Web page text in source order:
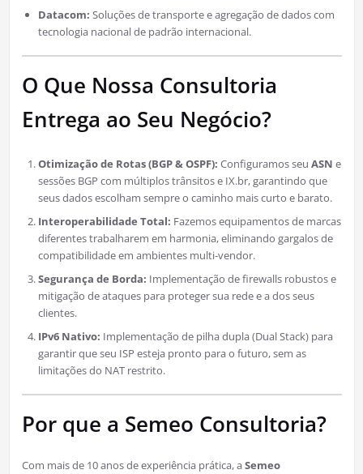
Datacom: Soluções de transporte e agregação de dados com
tecnologia nacional de padrão internacional.
O Que Nossa Consultoria
Entrega ao Seu Negócio?
Otimização de Rotas (BGP & OSPF): Configuramos seu ASN e
sessões BGP com múltiplos trânsitos e IX.br, garantindo que
seus dados escolham sempre o caminho mais curto e barato.
Interoperabilidade Total: Fazemos equipamentos de marcas
diferentes trabalharem em harmonia, eliminando gargalos de
compatibilidade em ambientes multi-vendor.
Segurança de Borda: Implementação de firewalls robustos e
mitigação de ataques para proteger sua rede e a dos seus
clientes.
IPv6 Nativo: Implementação de pilha dupla (Dual Stack) para
garantir que seu ISP esteja pronto para o futuro, sem as
limitações do NAT restrito.
Por que a Semeo Consultoria?
Com mais de 10 anos de experiência prática, aSemeo